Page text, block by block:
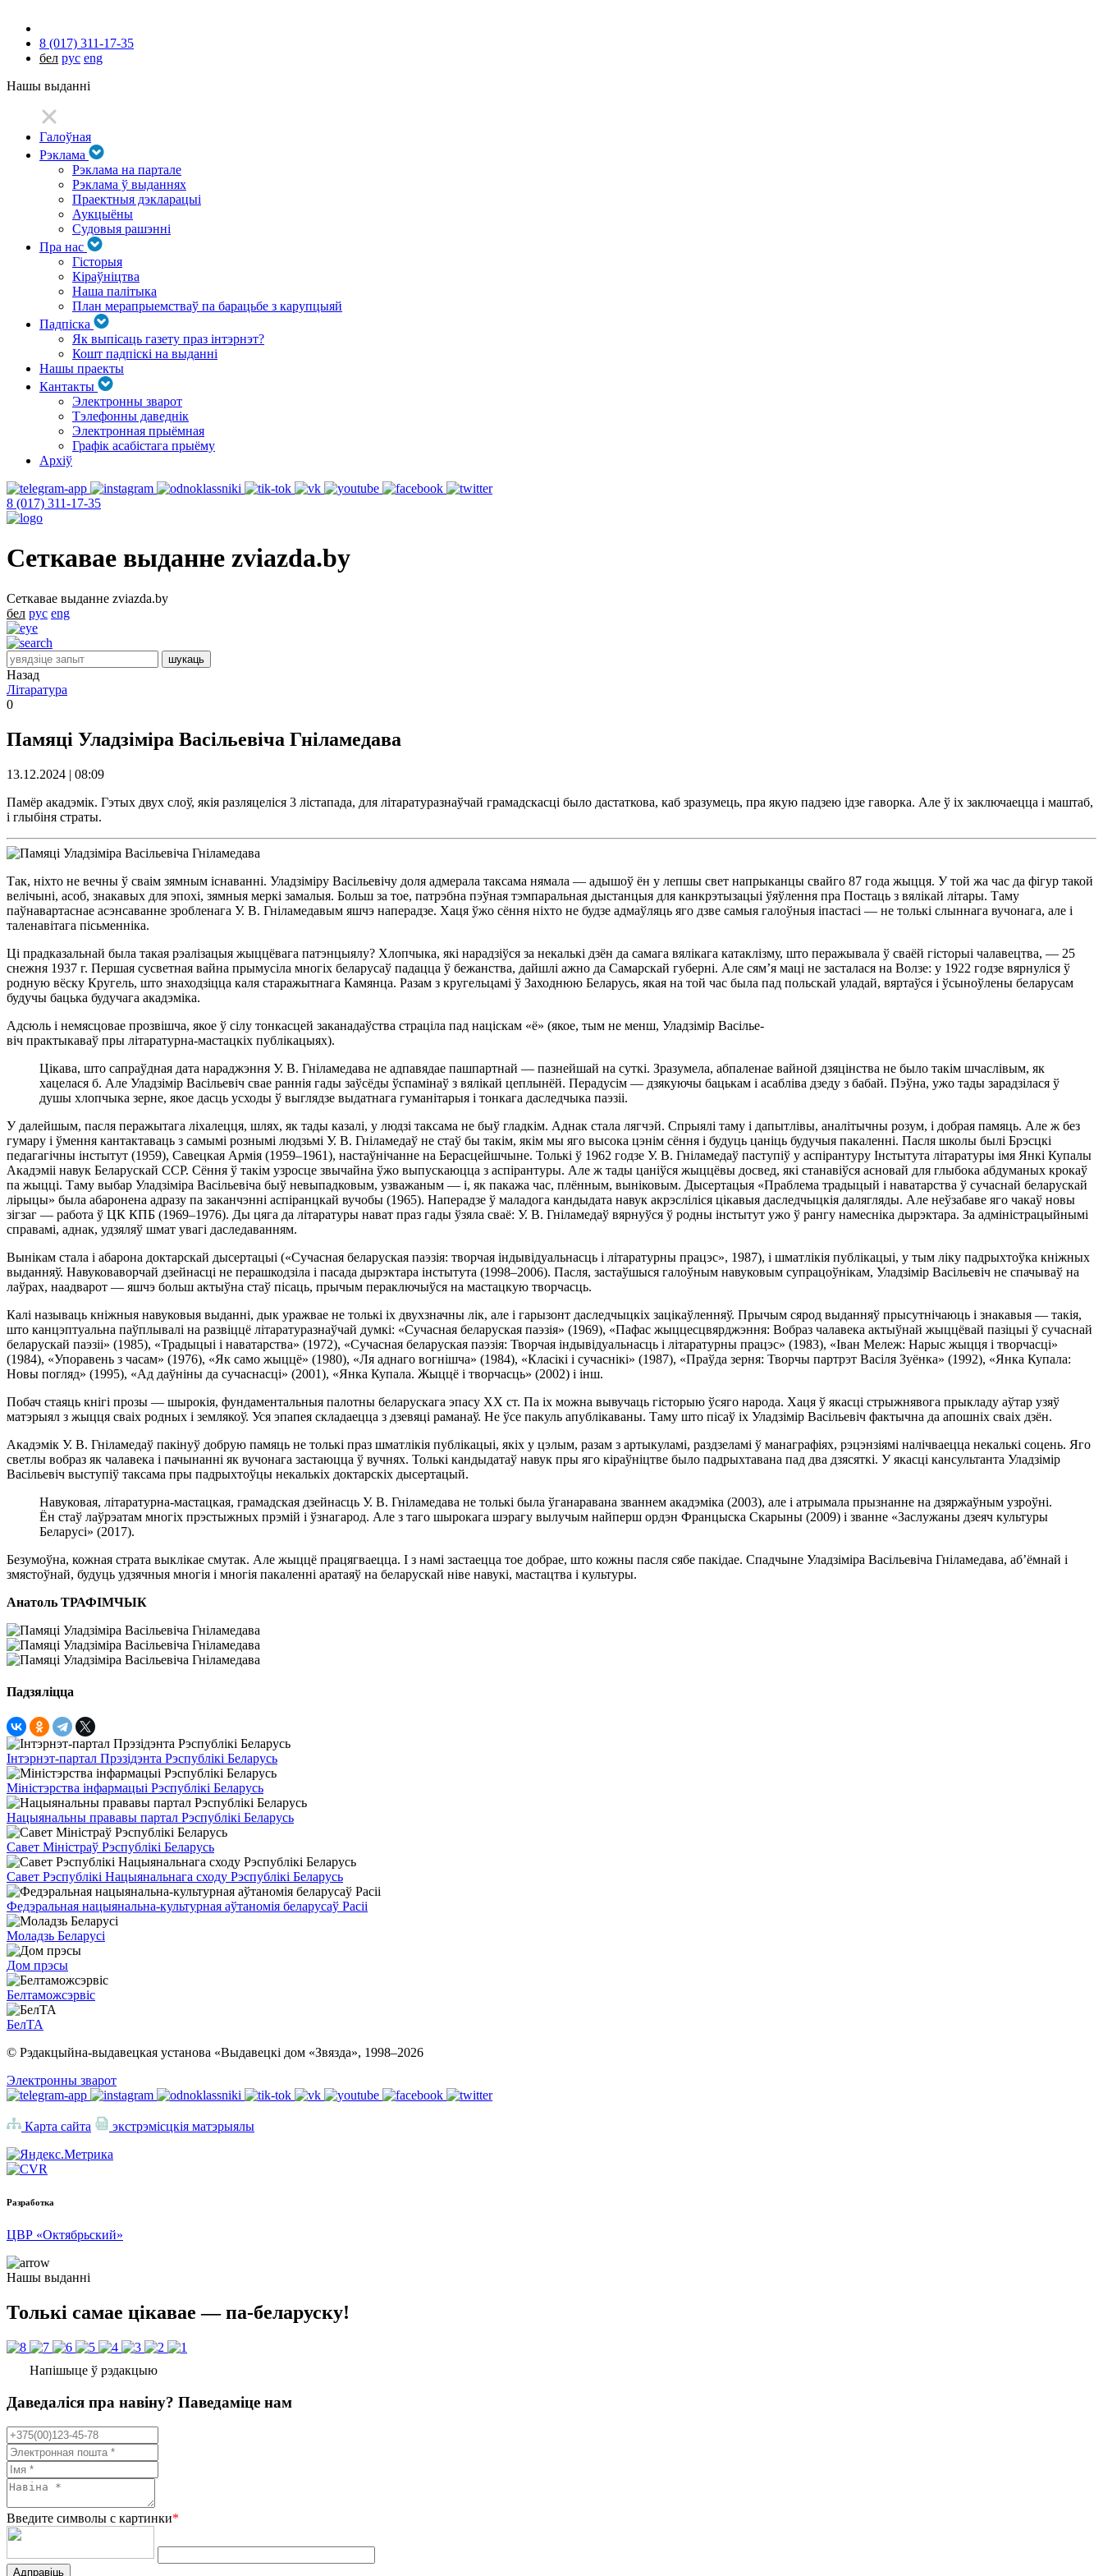
8 (017) 311-17-35
бел рус eng
Нашы выданні
Галоўная
Рэклама
Рэклама на партале
Рэклама ў выданнях
Праектныя дэкларацыі
Аукцыёны
Судовыя рашэнні
Пра нас
Гісторыя
Кіраўніцтва
Наша палітыка
План мерапрыемстваў па барацьбе з карупцыяй
Падпіска
Як выпісаць газету праз інтэрнэт?
Кошт падпіскі на выданні
Нашы праекты
Кантакты
Электронны зварот
Тэлефонны даведнік
Электронная прыёмная
Графік асабістага прыёму
Архіў
8 (017) 311-17-35
Сеткавае выданне zviazda.by
Сеткавае выданне zviazda.by
бел рус eng
Назад
Літаратура
0
Памяці Уладзіміра Васільевіча Гніламедава
13.12.2024 | 08:09
Памёр акадэмік. Гэтых двух слоў, якія разляцеліся 3 лістапада, для літаратуразнаўчай грамадскасці было дастаткова, каб зразумець, пра якую падзею ідзе гаворка. Але ў іх заключаецца і маштаб,
і глыбіня страты.
Так, ніхто не вечны ў сваім зямным існаванні. Уладзіміру Васільевічу доля адмерала таксама нямала — адышоў ён у лепшы свет напрыканцы свайго 87 года жыцця. У той жа час да фігур такой
велічыні, асоб, знакавых для эпохі, зямныя меркі замалыя. Больш за тое, патрэбна пэўная тэмпаральная дыстанцыя для канкрэтызацыі ўяўлення пра Постаць з вялікай літары. Таму
паўнавартаснае асэнсаванне зробленага У. В. Гніламедавым яшчэ наперадзе. Хаця ўжо сёння ніхто не будзе адмаўляць яго дзве самыя галоўныя іпастасі — не толькі слыннага вучонага, але і
таленавітага пісьменніка.
Ці прадказальнай была такая рэалізацыя жыццёвага патэнцыялу? Хлопчыка, які нарадзіўся за некалькі дзён да самага вялікага катаклізму, што перажывала ў сваёй гісторыі чалавецтва, — 25
снежня 1937 г. Першая сусветная вайна прымусіла многіх беларусаў падацца ў бежанства, дайшлі ажно да Самарскай губерні. Але сям’я маці не засталася на Волзе: у 1922 годзе вярнуліся ў
родную вёску Кругель, што знаходзіцца каля старажытнага Камянца. Разам з кругельцамі ў Заходнюю Беларусь, якая на той час была пад польскай уладай, вяртаўся і ўсыноўлены беларусам
будучы бацька будучага акадэміка.
Адсюль і немясцовае прозвішча, якое ў сілу тонкасцей заканадаўства страціла пад націскам «ё» (якое, тым не менш, Уладзімір Васілье-
віч практыкаваў пры літаратурна-мастацкіх публікацыях).
Цікава, што сапраўдная дата нараджэння У. В. Гніламедава не адпавядае пашпартнай — пазнейшай на суткі. Зразумела, абпаленае вайной дзяцінства не было такім шчаслівым, як
хацелася б. Але Уладзімір Васільевіч свае раннія гады заўсёды ўспамінаў з вялікай цеплынёй. Перадусім — дзякуючы бацькам і асабліва дзеду з бабай. Пэўна, ужо тады зарадзілася ў
душы хлопчыка зерне, якое дасць усходы ў выглядзе выдатнага гуманітарыя і тонкага даследчыка паэзіі.
У далейшым, пасля перажытага ліхалецця, шлях, як тады казалі, у людзі таксама не быў гладкім. Аднак стала лягчэй. Спрыялі таму і дапытлівы, аналітычны розум, і добрая памяць. Але ж без
гумару і ўмення кантактаваць з самымі рознымі людзьмі У. В. Гніламедаў не стаў бы такім, якім мы яго высока цэнім сёння і будуць цаніць будучыя пакаленні. Пасля школы былі Брэсцкі
педагагічны інстытут (1959), Савецкая Армія (1959–1961), настаўнічанне на Берасцейшчыне. Толькі ў 1962 годзе У. В. Гніламедаў паступіў у аспірантуру Інстытута літаратуры імя Янкі Купалы
Акадэміі навук Беларускай ССР. Сёння ў такім узросце звычайна ўжо выпускаюцца з аспірантуры. Але ж тады цаніўся жыццёвы досвед, які станавіўся асновай для глыбока абдуманых крокаў
па жыцці. Таму выбар Уладзіміра Васільевіча быў невыпадковым, узважаным — і, як пакажа час, плённым, выніковым. Дысертацыя «Праблема традыцый і наватарства ў сучаснай беларускай
лірыцы» была абаронена адразу па заканчэнні аспіранцкай вучобы (1965). Наперадзе ў маладога кандыдата навук акрэсліліся цікавыя даследчыцкія далягляды. Але неўзабаве яго чакаў новы
зігзаг — работа ў ЦК КПБ (1969–1976). Ды цяга да літаратуры нават праз гады ўзяла сваё: У. В. Гніламедаў вярнуўся ў родны інстытут ужо ў рангу намесніка дырэктара. За адміністрацыйнымі
справамі, аднак, удзяляў шмат увагі даследаванням.
Вынікам стала і абарона доктарскай дысертацыі («Сучасная беларуская паэзія: творчая індывідуальнасць і літаратурны працэс», 1987), і шматлікія публікацыі, у тым ліку падрыхтоўка кніжных
выданняў. Навуковаворчай дзейнасці не перашкодзіла і пасада дырэктара інстытута (1998–2006). Пасля, застаўшыся галоўным навуковым супрацоўнікам, Уладзімір Васільевіч не спачываў на
лаўрах, наадварот — яшчэ больш актыўна стаў пісаць, прычым пераключыўся на мастацкую творчасць.
Калі называць кніжныя навуковыя выданні, дык уражвае не толькі іх двухзначны лік, але і гарызонт даследчыцкіх зацікаўленняў. Прычым сярод выданняў прысутнічаюць і знакавыя — такія,
што канцэптуальна паўплывалі на развіццё літаратуразнаўчай думкі: «Сучасная беларуская паэзія» (1969), «Пафас жыццесцвярджэння: Вобраз чалавека актыўнай жыццёвай пазіцыі ў сучаснай
беларускай паэзіі» (1985), «Традыцыі і наватарства» (1972), «Сучасная беларуская паэзія: Творчая індывідуальнасць і літаратурны працэс» (1983), «Іван Мележ: Нарыс жыцця і творчасці»
(1984), «Упоравень з часам» (1976), «Як само жыццё» (1980), «Ля аднаго вогнішча» (1984), «Класікі і сучаснікі» (1987), «Праўда зерня: Творчы партрэт Васіля Зуёнка» (1992), «Янка Купала:
Новы погляд» (1995), «Ад даўніны да сучаснасці» (2001), «Янка Купала. Жыццё і творчасць» (2002) і інш.
Побач стаяць кнігі прозы — шырокія, фундаментальныя палотны беларускага эпасу ХХ ст. Па іх можна вывучаць гісторыю ўсяго народа. Хаця ў якасці стрыжнявога прыкладу аўтар узяў
матэрыял з жыцця сваіх родных і землякоў. Уся эпапея складаецца з дзевяці раманаў. Не ўсе пакуль апублікаваны. Таму што пісаў іх Уладзімір Васільевіч фактычна да апошніх сваіх дзён.
Акадэмік У. В. Гніламедаў пакінуў добрую памяць не толькі праз шматлікія публікацыі, якіх у цэлым, разам з артыкуламі, раздзеламі ў манаграфіях, рэцэнзіямі налічваецца некалькі соцень. Яго
светлы вобраз як чалавека і пачынанні як вучонага застаюцца ў вучнях. Толькі кандыдатаў навук пры яго кіраўніцтве было падрыхтавана пад два дзясяткі. У якасці кансультанта Уладзімір
Васільевіч выступіў таксама пры падрыхтоўцы некалькіх доктарскіх дысертацый.
Навуковая, літаратурна-мастацкая, грамадская дзейнасць У. В. Гніламедава не толькі была ўганаравана званнем акадэміка (2003), але і атрымала прызнанне на дзяржаўным узроўні.
Ён стаў лаўрэатам многіх прэстыжных прэмій і ўзнагарод. Але з таго шырокага шэрагу вылучым найперш ордэн Францыска Скарыны (2009) і званне «Заслужаны дзеяч культуры
Беларусі» (2017).
Безумоўна, кожная страта выклікае смутак. Але жыццё працягваецца. І з намі застаецца тое добрае, што кожны пасля сябе пакідае. Спадчыне Уладзіміра Васільевіча Гніламедава, аб’ёмнай і
змястоўнай, будуць удзячныя многія і многія пакаленні аратаяў на беларускай ніве навукі, мастацтва і культуры.
Анатоль ТРАФІМЧЫК
Падзяліцца
Інтэрнэт-партал Прэзідэнта Рэспублікі Беларусь
Міністэрства інфармацыі Рэспублікі Беларусь
Нацыянальны прававы партал Рэспублікі Беларусь
Савет Міністраў Рэспублікі Беларусь
Савет Рэспублікі Нацыянальнага сходу Рэспублікі Беларусь
Федэральная нацыянальна-культурная аўтаномія беларусаў Расіі
Моладзь Беларусі
Дом прэсы
Белтаможсэрвіс
БелТА
© Рэдакцыйна-выдавецкая установа «Выдавецкі дом «Звязда», 1998–2026
Электронны зварот
Карта сайта экстрэмісцкія матэрыялы
Разработка
ЦВР «Октябрьский»
Нашы выданні
Толькі самае цікавае — па-беларуску!
Напішыце ў рэдакцыю
Даведаліся пра навіну? Паведаміце нам
Введите символы с картинки*
Адправіць